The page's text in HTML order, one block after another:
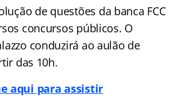
de questões da banca FCC
concursos públicos. O
conduzirá ao aulão de
das 10h.
aqui para assistir